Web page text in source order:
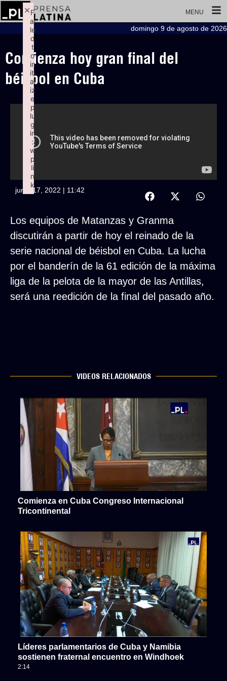
MENU
domingo 9 de agosto de 2026
Comienza hoy gran final del
béisbol en Cuba
junio 17, 2022 | 11:42
Los equipos de Matanzas y Granma
discutirán a partir de hoy el reinado de la
serie nacional de béisbol en Cuba. La lucha
por el banderín de la 61 edición de la máxima
liga de la pelota de la mayor de las Antillas,
será una reedición de la final del pasado año.
VIDEOS RELACIONADOS
Comienza en Cuba Congreso Internacional
Tricontinental
Líderes parlamentarios de Cuba y Namibia
sostienen fraternal encuentro en Windhoek
2:14
F
ai
le
d
t
o
in
iti
al
iz
e
p
lu
g
in
:
w
p
li
n
k
×
Failed to initialize plugin: wplink